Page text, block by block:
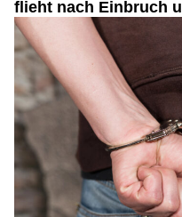
flieht nach Einbruch